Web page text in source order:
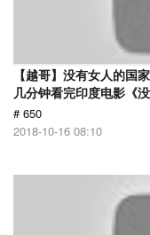
【越哥】没有女人的国
几分钟看完印度电影《
# 650
2018-10-16 08:10